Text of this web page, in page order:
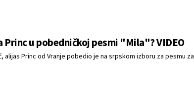
Princ u pobedničkoj pesmi "Mila"? VIDEO
alijas Princ od Vranje pobedio je na srpskom izboru za pesmu za